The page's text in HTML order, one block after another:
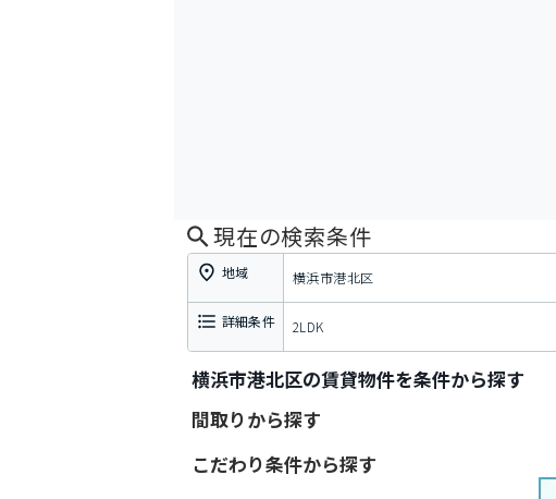
現在の検索条件
地域 横浜市港北区
詳細条件 2LDK
横浜市港北区の賃貸物件を条件から探す
間取りから探す
こだわり条件から探す